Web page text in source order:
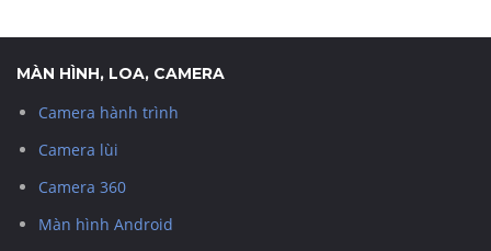
MÀN HÌNH, LOA, CAMERA
Camera hành trình
Camera lùi
Camera 360
Màn hình Android